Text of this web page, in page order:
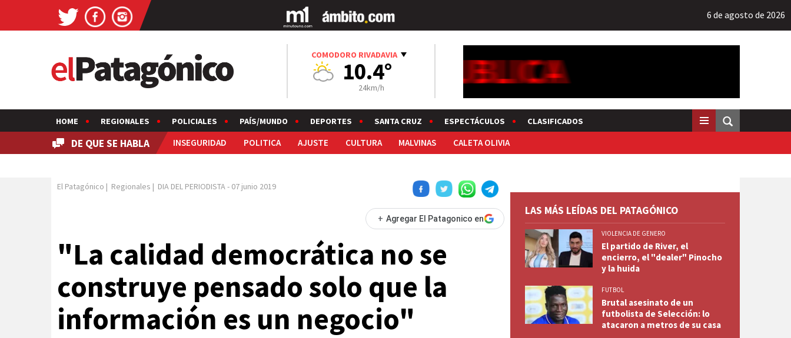
6 de agosto de 2026
COMODORO RIVADAVIA
10.4°
24km/h
HOME REGIONALES POLICIALES PAÍS/MUNDO DEPORTES SANTA CRUZ ESPECTÁCULOS CLASIFICADOS
DE QUE SE HABLA INSEGURIDAD POLITICA AJUSTE CULTURA MALVINAS CALETA OLIVIA
El Patagónico | Regionales | DIA DEL PERIODISTA- 07 junio 2019
+ Agregar El Patagonico en
"La calidad democrática no se
construye pensado solo que la
información es un negocio"
LAS MÁS LEÍDAS DEL PATAGÓNICO
VIOLENCIA DE GENERO
El partido de River, el
encierro, el "dealer" Pinocho
y la huida
FUTBOL
Brutal asesinato de un
futbolista de Selección: lo
atacaron a metros de su casa